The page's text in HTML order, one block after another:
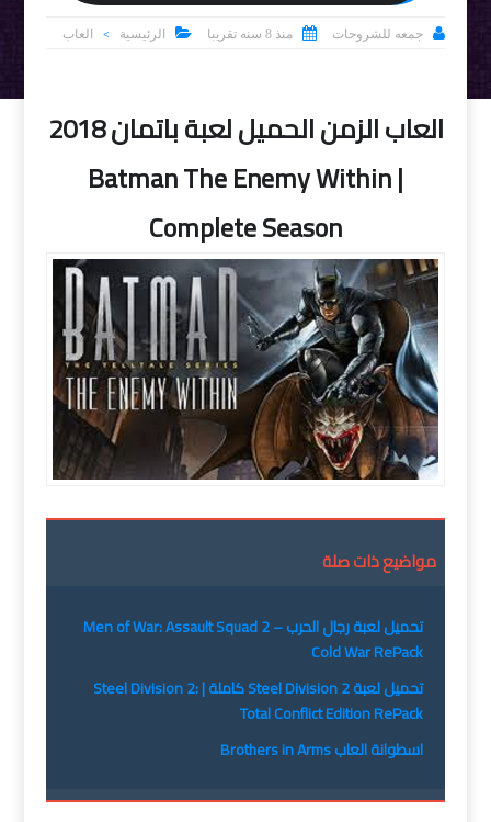
 جمعه للشروحات  منذ 8 سنه تقريبا  الرئيسية > العاب
العاب الزمن الحميل لعبة باتمان 2018
| Batman The Enemy Within
Complete Season
مواضيع ذات صلة
تحميل لعبة رجال الحرب Men of War: Assault Squad 2 –
Cold War RePack
تحميل لعبة Steel Division 2 كاملة | Steel Division 2:
Total Conflict Edition RePack
اسطوانة العاب Brothers in Arms